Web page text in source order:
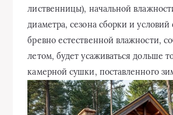
лиственницы), начальной
диаметра, сезона сборки и условий
бревно естественной влажности,
летом, будет усаживаться дольше
камерной сушки, поставленного